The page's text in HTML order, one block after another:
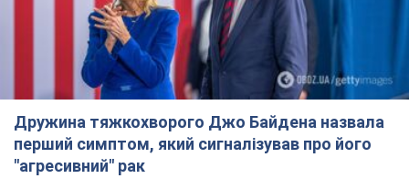
Дружина тяжкохворого Джо Байдена назвала
перший симптом, який сигналізував про його
"агресивний" рак